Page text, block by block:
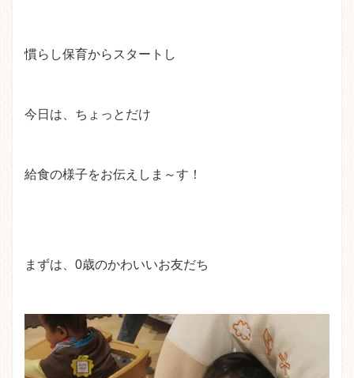
慣らし保育からスタートし
今日は、ちょっとだけ
給食の様子をお伝えしま～す！
まずは、0歳のかわいいお友だち